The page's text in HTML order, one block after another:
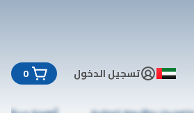
تسجيل الدخول 0